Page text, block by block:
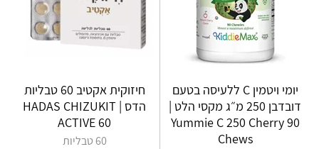
יומי ויטמין C ללעיסה בטעם
דובדבן 250 מ״ג מקסי הלט |
Yummie C 250 Cherry 90
Chews
חיזוקית אקטיב 60 טבליות
הדס | HADAS CHIZUKIT
ACTIVE 60
60 טבליות